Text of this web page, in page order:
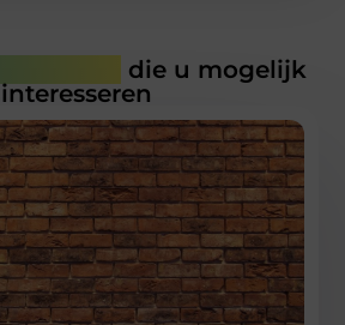
die u mogelijk
interesseren